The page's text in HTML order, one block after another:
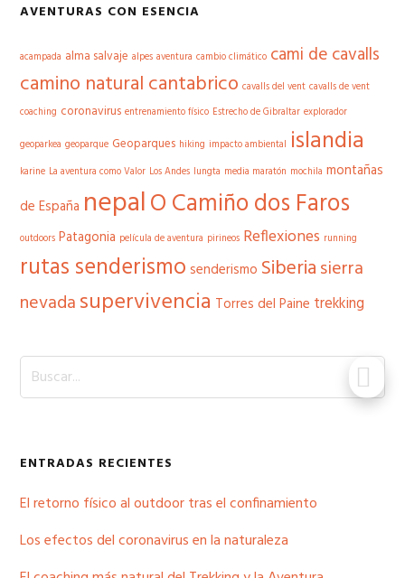
AVENTURAS CON ESENCIA
acampada alma salvaje alpes aventura cambio climático cami de cavalls
camino natural cantabrico cavalls del vent cavalls de vent
coaching coronavirus entrenamiento físico Estrecho de Gibraltar explorador
geoparkea geoparque Geoparques hiking impacto ambiental islandia
karine La aventura como Valor Los Andes lungta media maratón mochila montañas
de España nepalO Camiño dos Faros
outdoors Patagonia película de aventura pirineos Reflexiones running
rutas senderismo senderismo Siberiasierra
nevadasupervivencia Torres del Paine trekking
Buscar...
ENTRADAS RECIENTES
El retorno físico al outdoor tras el confinamiento
Los efectos del coronavirus en la naturaleza